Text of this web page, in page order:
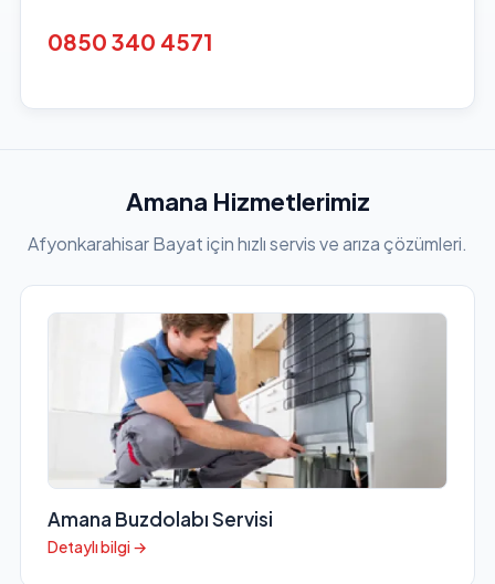
0850 340 4571
Amana Hizmetlerimiz
Afyonkarahisar Bayat için hızlı servis ve arıza çözümleri.
Amana Buzdolabı Servisi
Detaylı bilgi →